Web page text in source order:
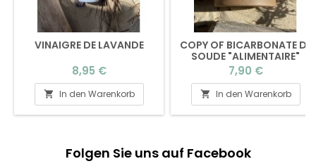
VINAIGRE DE LAVANDE
Preis
8,95 €
 In den Warenkorb
COPY OF BICARBONATE DE
SOUDE "ALIMENTAIRE"
Preis
7,90 €
 In den Warenkorb
Folgen Sie uns auf Facebook